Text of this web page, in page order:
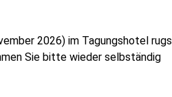
2026) im Tagungshotel rugs
Sie bitte wieder selbständig